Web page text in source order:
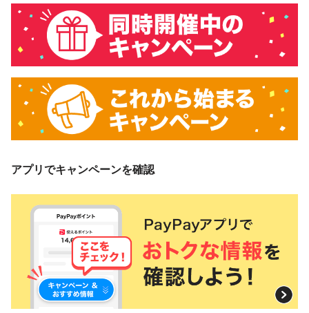
アプリでキャンペーンを確認